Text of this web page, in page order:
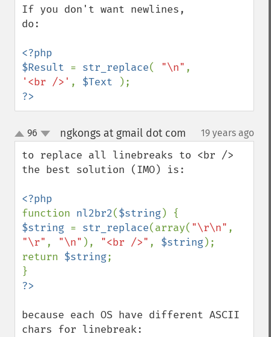
If you don't want newlines,
do:
<?php
$Result = str_replace( "\n"
'<br />' , $Text
?>
up
down
96 ngkongs at gmail dot com 19 years ago
to replace all linebreaks to <br />
the best solution (IMO) is:
function nl2br2($string
$string = str_replace(array( "\r\n"
"\r" , "\n" ), "<br />" , $string);
return $string;
because each OS have different ASCII
chars for linebreak: